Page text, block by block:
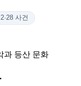
2·28 사건
과 등산 문화